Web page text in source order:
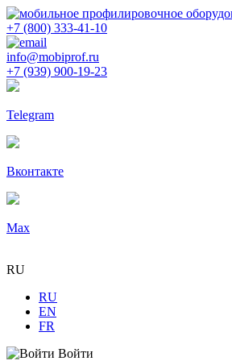
+7 (800) 333-41-10
info@mobiprof.ru
+7 (939) 900-19-23
Telegram
Вконтакте
Max
RU
RU
EN
FR
Войти